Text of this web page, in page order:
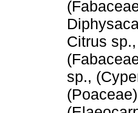
Citrus
sp.,